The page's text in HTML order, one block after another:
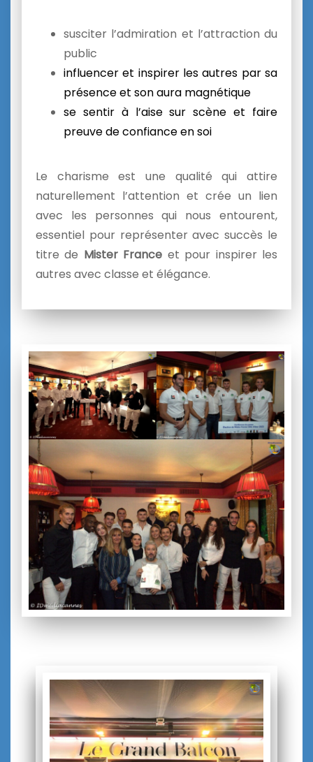
susciter l’admiration et l’attraction du
public
influencer et inspirer les autres par sa
présence et son aura magnétique
se sentir à l’aise sur scène et faire
preuve de confiance en soi
Le charisme est une qualité qui attire
naturellement l’attention et crée un lien
avec les personnes qui nous entourent,
essentiel pour représenter avec succès le
titre de Mister France et pour inspirer les
autres avec classe et élégance.